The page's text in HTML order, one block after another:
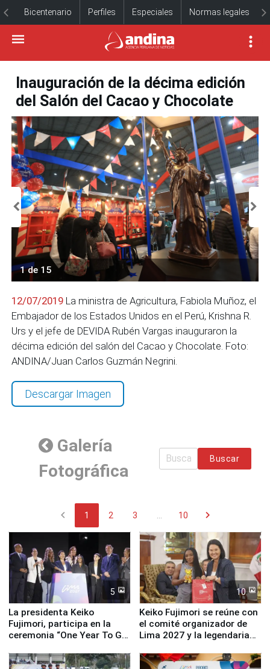
Bicentenario Perfiles Especiales Normas legales
Inauguración de la décima edición
del Salón del Cacao y Chocolate
1 de 15
12/07/2019 La ministra de Agricultura, Fabiola Muñoz, el
Embajador de los Estados Unidos en el Perú, Krishna R.
Urs y el jefe de DEVIDA Rubén Vargas inauguraron la
décima edición del salón del Cacao y Chocolate. Foto:
ANDINA/Juan Carlos Guzmán Negrini.
Descargar Imagen
Galería
Fotográfica
Buscar
chevron_left 1 2 3 10 chevron_right
5
La presidenta Keiko
Fujimori, participa en la
ceremonia “One Year To Go
10
Keiko Fujimori se reúne con
el comité organizador de
Lima 2027 y la legendaria